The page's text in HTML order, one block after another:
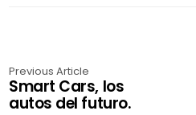
Previous Article
Smart Cars, los
autos del futuro.